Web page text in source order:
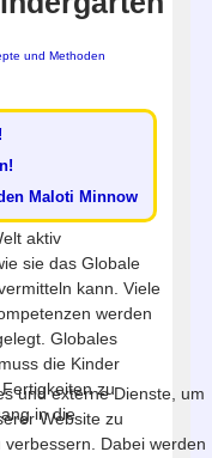
und Methoden
Maloti Minnow
aktiv
sie das Globale
kann. Viele
werden
Globales
die Kinder
zu
in die
und externe Dienste, um
Website zu
Dabei werden